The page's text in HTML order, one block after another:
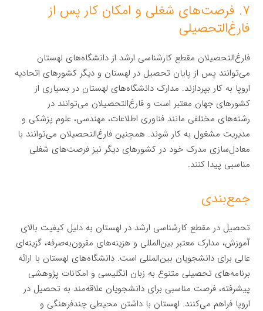
۷. فرصت‌های شغلی و امکان کار پس از
فارغ‌التحصیلی
فارغ‌التحصیلان مقطع کارشناسی ارشد از دانشگاه‌های لهستان
می‌توانند پس از پایان تحصیل در لهستان و دیگر کشورهای اتحادیه
اروپا به کار بپردازند. مدارک دانشگاه‌های لهستان در بسیاری از
کشورهای جهان معتبر است و فارغ‌التحصیلان می‌توانند در
رشته‌های مختلفی مانند فناوری اطلاعات، مهندسی، علوم پزشکی و
مدیریت مشغول به کار شوند. همچنین فارغ‌التحصیلان می‌توانند با
معادل‌سازی مدرک خود در کشورهای دیگر نیز فرصت‌های شغلی
مناسبی پیدا کنند.
جمع‌بندی
تحصیل در مقطع کارشناسی ارشد در لهستان به دلیل کیفیت بالای
آموزش، مدارک معتبر بین‌المللی و هزینه‌های مقرون‌به‌صرفه، گزینه‌ای
عالی برای دانشجویان بین‌المللی است. دانشگاه‌های لهستان با ارائه
برنامه‌های تحصیلی متنوع به زبان انگلیسی و امکانات پژوهشی
پیشرفته، فرصت مناسبی برای دانشجویان علاقه‌مند به تحصیل در
اروپا فراهم می‌کنند. لهستان با داشتن محیطی چندفرهنگی و